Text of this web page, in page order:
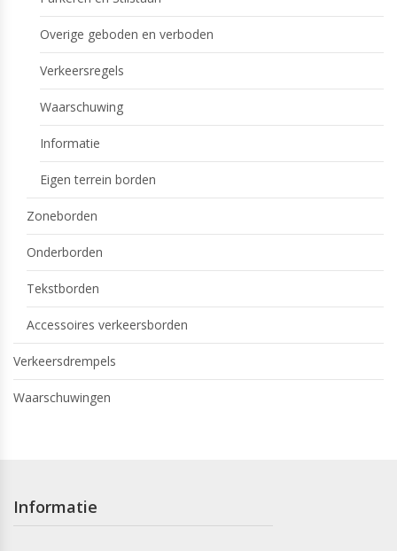
Overige geboden en verboden
Verkeersregels
Waarschuwing
Informatie
Eigen terrein borden
Zoneborden
Onderborden
Tekstborden
Accessoires verkeersborden
Verkeersdrempels
Waarschuwingen
Informatie